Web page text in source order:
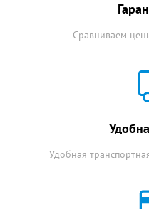
Сравниваем
Удобная